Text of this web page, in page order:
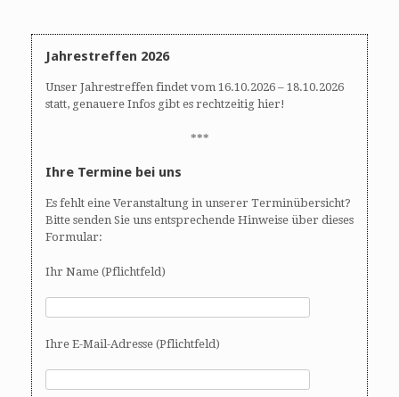
Jahrestreffen 2026
Unser Jahrestreffen findet vom 16.10.2026 – 18.10.2026
statt, genauere Infos gibt es rechtzeitig hier!
***
Ihre Termine bei uns
Es fehlt eine Veranstaltung in unserer Terminübersicht?
Bitte senden Sie uns entsprechende Hinweise über dieses
Formular:
Ihr Name (Pflichtfeld)
Ihre E-Mail-Adresse (Pflichtfeld)